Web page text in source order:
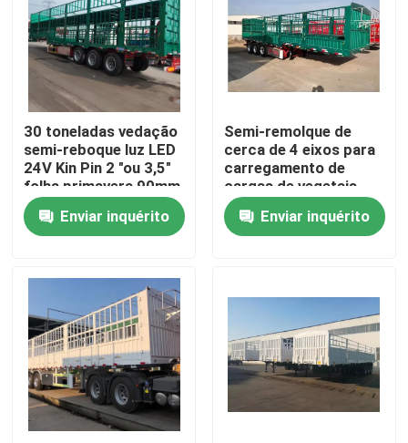
Vídeos
Sobre nós
Excursão da fábrica
Controle da qualidade
Peça umas citações
Caminhões basculantes usados
Tipper Trucks usada
30 toneladas vedação
semi-reboque luz LED
24V Kin Pin 2 "ou 3,5"
folha primavera 90mm
* 13mm * 10 camada
Enviar inquérito
Semi-remolque de
cerca de 4 eixos para
carregamento de
cargas de vegetais
Enviar inquérito